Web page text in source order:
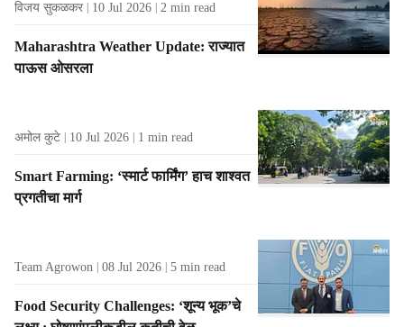
विजय सुकळकर 10 Jul 2026 2 min read
Maharashtra Weather Update: राज्यात
पाऊस ओसरला
अमोल कुटे 10 Jul 2026 1 min read
Smart Farming: ‘स्मार्ट फार्मिंग’ हाच शाश्‍वत
प्रगतीचा मार्ग
Team Agrowon 08 Jul 2026 5 min read
Food Security Challenges: ‘शून्य भूक’चे